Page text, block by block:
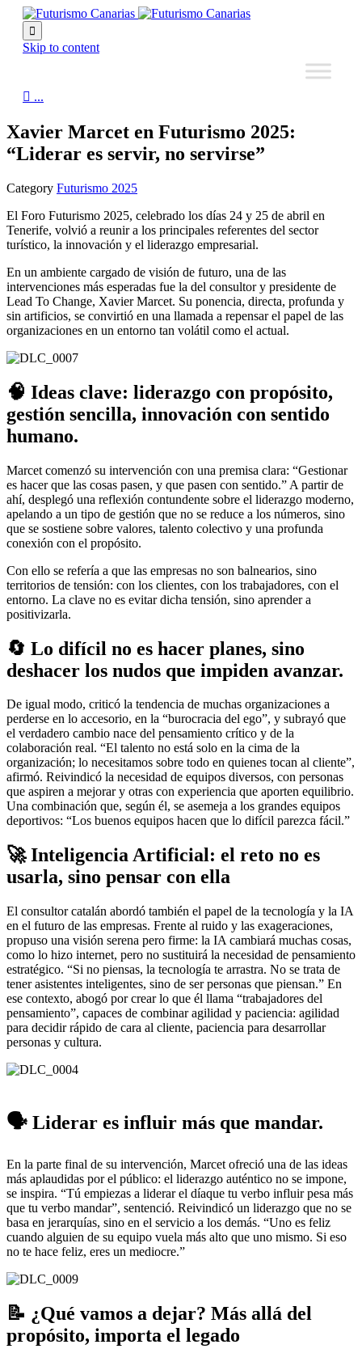

Skip to content
 ...
Xavier Marcet en Futurismo 2025:
“Liderar es servir, no servirse”
Category Futurismo 2025
El Foro Futurismo 2025, celebrado los días 24 y 25 de abril en
Tenerife, volvió a reunir a los principales referentes del sector
turístico, la innovación y el liderazgo empresarial.
En un ambiente cargado de visión de futuro, una de las
intervenciones más esperadas fue la del consultor y presidente de
Lead To Change, Xavier Marcet. Su ponencia, directa, profunda y
sin artificios, se convirtió en una llamada a repensar el papel de las
organizaciones en un entorno tan volátil como el actual.
🧠 Ideas clave: liderazgo con propósito,
gestión sencilla, innovación con sentido
humano.
Marcet comenzó su intervención con una premisa clara: “Gestionar
es hacer que las cosas pasen, y que pasen con sentido.” A partir de
ahí, desplegó una reflexión contundente sobre el liderazgo moderno,
apelando a un tipo de gestión que no se reduce a los números, sino
que se sostiene sobre valores, talento colectivo y una profunda
conexión con el propósito.
Con ello se refería a que las empresas no son balnearios, sino
territorios de tensión: con los clientes, con los trabajadores, con el
entorno. La clave no es evitar dicha tensión, sino aprender a
positivizarla.
🔄 Lo difícil no es hacer planes, sino
deshacer los nudos que impiden avanzar.
De igual modo, criticó la tendencia de muchas organizaciones a
perderse en lo accesorio, en la “burocracia del ego”, y subrayó que
el verdadero cambio nace del pensamiento crítico y de la
colaboración real. “El talento no está solo en la cima de la
organización; lo necesitamos sobre todo en quienes tocan al cliente”,
afirmó. Reivindicó la necesidad de equipos diversos, con personas
que aspiren a mejorar y otras con experiencia que aporten equilibrio.
Una combinación que, según él, se asemeja a los grandes equipos
deportivos: “Los buenos equipos hacen que lo difícil parezca fácil.”
🚀 Inteligencia Artificial: el reto no es
usarla, sino pensar con ella
El consultor catalán abordó también el papel de la tecnología y la IA
en el futuro de las empresas. Frente al ruido y las exageraciones,
propuso una visión serena pero firme: la IA cambiará muchas cosas,
como lo hizo internet, pero no sustituirá la necesidad de pensamiento
estratégico. “Si no piensas, la tecnología te arrastra. No se trata de
tener asistentes inteligentes, sino de ser personas que piensan.” En
ese contexto, abogó por crear lo que él llama “trabajadores del
pensamiento”, capaces de combinar agilidad y paciencia: agilidad
para decidir rápido de cara al cliente, paciencia para desarrollar
personas y cultura.
🗣 Liderar es influir más que mandar.
En la parte final de su intervención, Marcet ofreció una de las ideas
más aplaudidas por el público: el liderazgo auténtico no se impone,
se inspira. “Tú empiezas a liderar el díaque tu verbo influir pesa más
que tu verbo mandar”, sentenció. Reivindicó un liderazgo que no se
basa en jerarquías, sino en el servicio a los demás. “Uno es feliz
cuando alguien de su equipo vuela más alto que uno mismo. Si eso
no te hace feliz, eres un mediocre.”
📝 ¿Qué vamos a dejar? Más allá del
propósito, importa el legado